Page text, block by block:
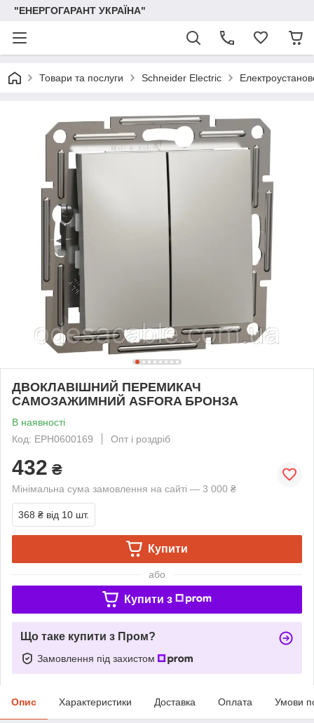
"ЕНЕРГОГАРАНТ УКРАЇНА"
Товари та послуги Schneider Electric
ДВОКЛАВІШНИЙ ПЕРЕМИКАЧ
САМОЗАЖИМНИЙ ASFORA БРОНЗА
В наявності
Код: EPH0600169
Опт і роздріб
432 ₴
Мінімальна сума замовлення на сайті — 3 000 ₴
368 ₴ від 10 шт.
Купити
або
Купити з
Що таке купити з Пром?
Замовлення під захистом
Опис Характеристики Доставка Оплата Умови